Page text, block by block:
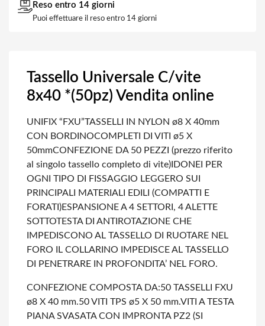
Reso entro 14 giorni
Puoi effettuare il reso entro 14 giorni
Tassello Universale C/vite
8x40 *(50pz) Vendita online
UNIFIX “FXU”TASSELLI IN NYLON ø8 X 40mm
CON BORDINOCOMPLETI DI VITI ø5 X
50mmCONFEZIONE DA 50 PEZZI (prezzo riferito
al singolo tassello completo di vite) IDONEI PER
OGNI TIPO DI FISSAGGIO LEGGERO SUI
PRINCIPALI MATERIALI EDILI (COMPATTI E
FORATI)ESPANSIONE A 4 SETTORI, 4 ALETTE
SOTTOTESTA DI ANTIROTAZIONE CHE
IMPEDISCONO AL TASSELLO DI RUOTARE NEL
FORO
IL COLLARINO IMPEDISCE AL TASSELLO
DI PENETRARE IN PROFONDITA’ NEL FORO.
CONFEZIONE COMPOSTA DA:50 TASSELLI FXU
ø8 X 40 mm.50 VITI TPS ø5 X 50 mm.VITI A TESTA
PIANA SVASATA CON IMPRONTA PZ2 (SI